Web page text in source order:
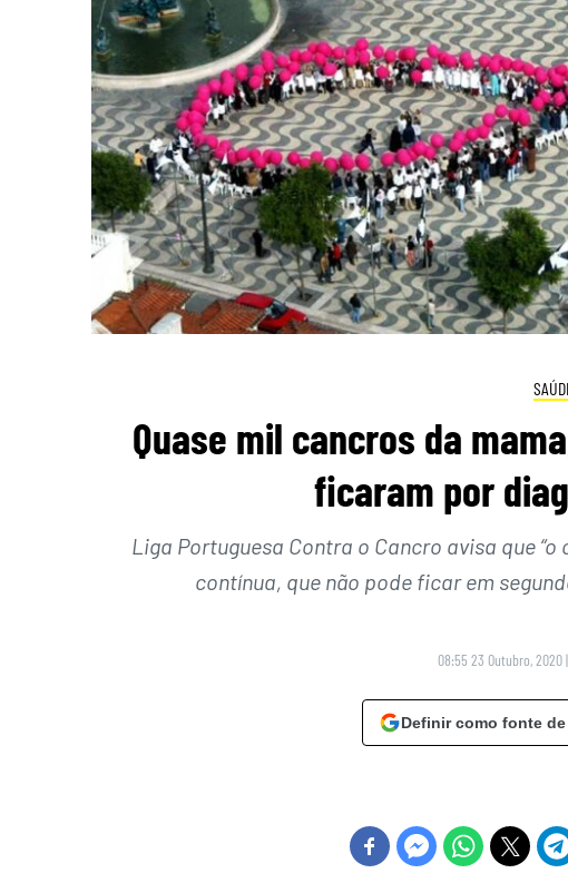
Quase mil cancros da
ficaram por
Liga Portuguesa Contra o Cancro avisa que
contínua, que não pode ficar em
08:55 23 Outubro, 2020 |
Definir como fonte